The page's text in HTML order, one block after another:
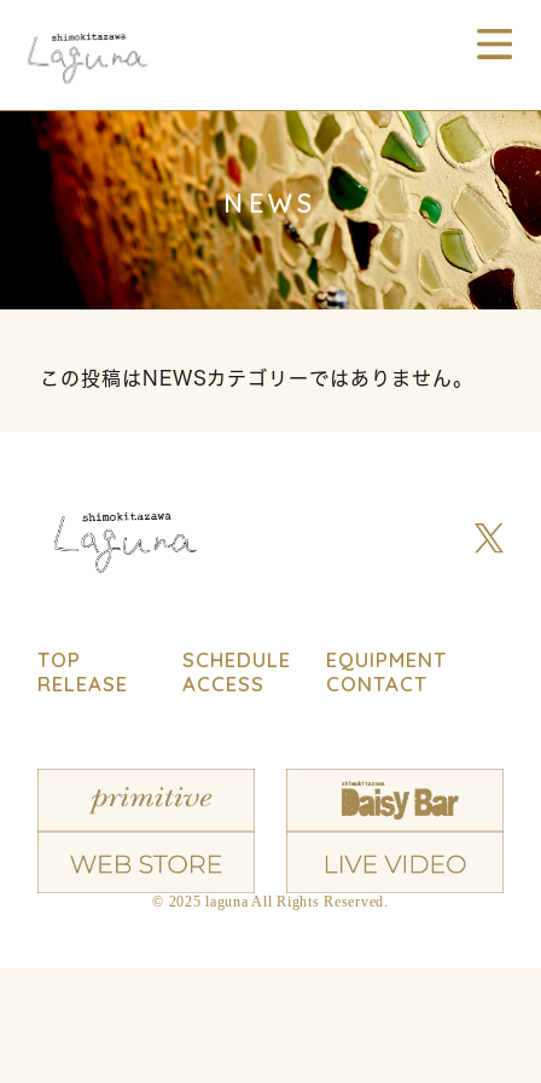
NEWS
この投稿はNEWSカテゴリーではありません。
TOP SCHEDULE
EQUIPMENT
RELEASE
ACCESS CONTACT
© 2025 laguna All Rights Reserved.